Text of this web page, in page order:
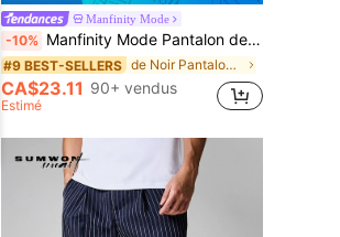
Manfinity Mode
-10% Manfinity Mode Pantalon de costume noir élégant de style carotte pour les professionnels des affaires, pantalon de costume ajusté pour hommes, formel, cérémonie
#9 BEST-SELLERS de Noir Pantalon de costume pour homme
CA$23.11 90+ vendus
Estimé